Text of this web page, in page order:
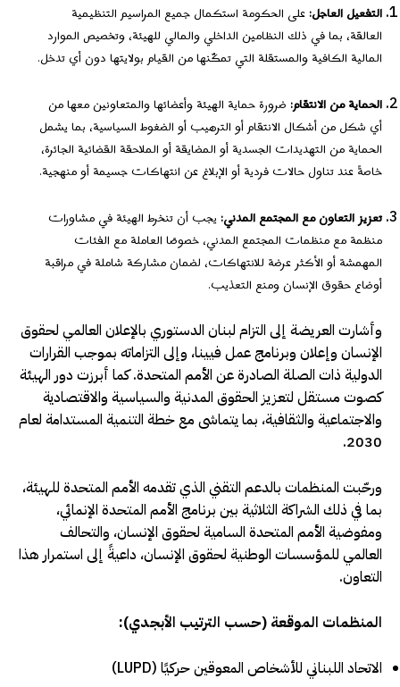
التفعيل العاجل:على الحكومة استكمال جميع المراسيم التنظيمية
العالقة، بما في ذلك النظامين الداخلي والمالي للهيئة، وتخصيص الموارد
المالية الكافية والمستقلة التي تمكّنها من القيام بولايتها دون أي تدخل.
الحماية من الانتقام: ضرورة حماية الهيئة وأعضائها والمتعاونين معها من
أي شكل من أشكال الانتقام أو الترهيب أو الضغوط السياسية، بما يشمل
الحماية من التهديدات الجسدية أو المضايقة أو الملاحقة القضائية الجائرة،
خاصةً عند تناول حالات فردية أو الإبلاغ عن انتهاكات جسيمة أو منهجية.
تعزيز التعاون مع المجتمع المدني:يجب أن تنخرط الهيئة في مشاورات
منظمة مع منظمات المجتمع المدني، خصوصًا العاملة مع الفئات
المهمشة أو الأكثر عرضة للانتهاكات، لضمان مشاركة شاملة في مراقبة
أوضاع حقوق الإنسان ومنع التعذيب.
وأشارت العريضة إلى التزام لبنان الدستوري بالإعلان العالمي لحقوق
الإنسان وإعلان وبرنامج عمل فيينا، وإلى التزاماته بموجب القرارات
الدولية ذات الصلة الصادرة عن الأمم المتحدة. كما أبرزت دور الهيئة
كصوت مستقل لتعزيز الحقوق المدنية والسياسية والاقتصادية
والاجتماعية والثقافية، بما يتماشى مع خطة التنمية المستدامة لعام
2030.
ورحّبت المنظمات بالدعم التقني الذي تقدمه الأمم المتحدة للهيئة،
بما في ذلك الشراكة الثلاثية بين برنامج الأمم المتحدة الإنمائي،
ومفوضية الأمم المتحدة السامية لحقوق الإنسان، والتحالف
العالمي للمؤسسات الوطنية لحقوق الإنسان، داعيةً إلى استمرار هذا
التعاون.
المنظمات الموقعة (حسب الترتيب الأبجدي):
الاتحاد اللبناني للأشخاص المعوقين حركيًا (LUPD)